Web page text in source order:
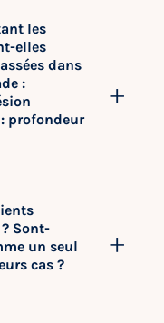
les
elles
dans
:
profondeur
Sont-
un seul
cas ?